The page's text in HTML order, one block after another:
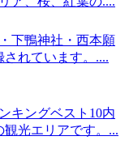
下鴨神社・西本願
れています。....
キングベスト10内
光エリアです。...